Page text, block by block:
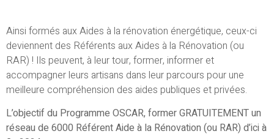
Ainsi formés aux Aides à la rénovation énergétique, ceux-ci
deviennent des Référents aux Aides à la Rénovation (ou
RAR) ! Ils peuvent, à leur tour, former, informer et
accompagner leurs artisans dans leur parcours pour une
meilleure compréhension des aides publiques et privées.
L’objectif du Programme OSCAR, former GRATUITEMENT un
réseau de 6000 Référent Aide à la Rénovation (ou RAR) d’ici à